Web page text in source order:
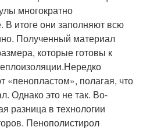
многократно
В итоге они заполняют всю
Полученный материал
которые готовы к
«пенопластом», полагая, что
Однако это не так. Во-
разница в технологии
Пенополистирол